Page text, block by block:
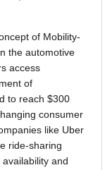
of Mobility-
the automotive
access
of
to reach $300
consumer
like Uber
ride-sharing
and